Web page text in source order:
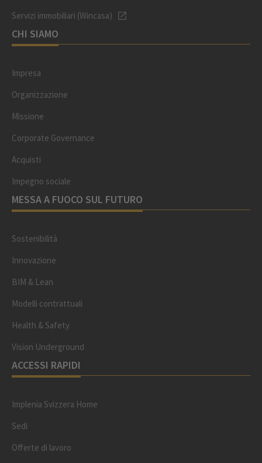
Servizi immobiliari (Wincasa)
CHI SIAMO
Impresa
Organizzazione
Missione
Corporate Governance
Acquisti
Impegno sociale
MESSA A FUOCO SUL FUTURO
Sostenibilità
Innovazione
BIM & Lean
Modelli contrattuali
Health & Safety
Vision Underground
ACCESSI RAPIDI
Implenia Svizzera Home
Sedi
Offerte di lavoro